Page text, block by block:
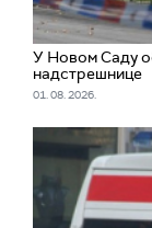
У Новом Саду
надстрешнице
01. 08. 2026.